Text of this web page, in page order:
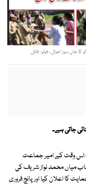
جاں سوز احوال ۔ فوٹو : فائل
سے جاری ہے، جب اس وقت کے امیر جماعت
میاں محمد نواز شریف کی
اعلان کیا اور پانچ فروری